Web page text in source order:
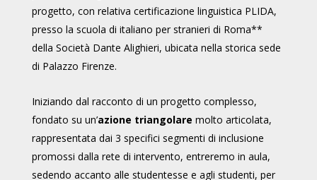
progetto, con relativa certificazione linguistica PLIDA,
presso la scuola di italiano per stranieri di Roma**
della Società Dante Alighieri, ubicata nella storica sede
di Palazzo Firenze.
Iniziando dal racconto di un progetto complesso,
fondato su un’azione triangolare molto articolata,
rappresentata dai 3 specifici segmenti di inclusione
promossi dalla rete di intervento, entreremo in aula,
sedendo accanto alle studentesse e agli studenti, per